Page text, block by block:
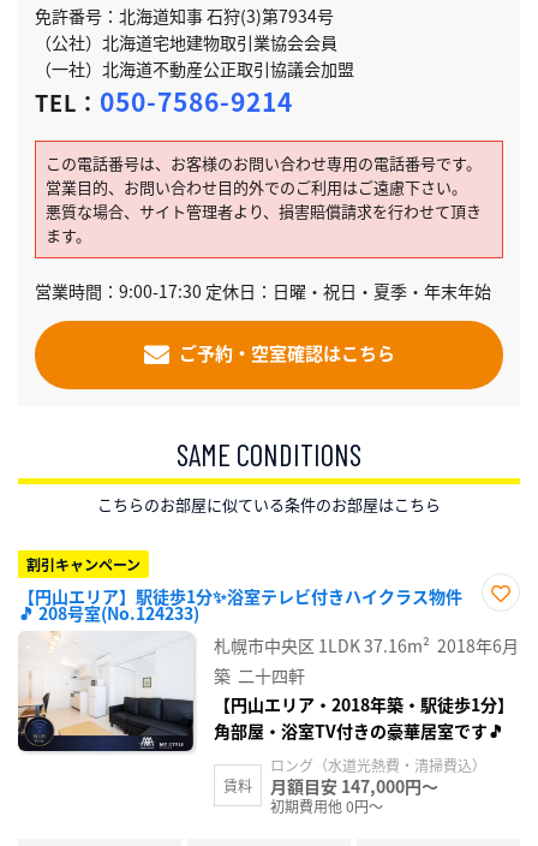
免許番号：北海道知事 石狩(3)第7934号
（公社）北海道宅地建物取引業協会会員
（一社）北海道不動産公正取引協議会加盟
TEL： 050-7586-9214
この電話番号は、お客様のお問い合わせ専用の電話番号です。
営業目的、お問い合わせ目的外でのご利用はご遠慮下さい。
悪質な場合、サイト管理者より、損害賠償請求を行わせて頂き
ます。
営業時間：9:00-17:30 定休日：日曜・祝日・夏季・年末年始
ご予約・空室確認はこちら
SAME CONDITIONS
こちらのお部屋に似ている条件のお部屋はこちら
割引キャンペーン
【円山エリア】駅徒歩1分✨浴室テレビ付きハイクラス物件
🎵 208号室(No.124233)
に入
り登
札幌市中央区 1LDK37.16m² 2018年6月
築 二十四軒
【円山エリア・2018年築・駅徒歩1分】
角部屋・浴室TV付きの豪華居室です🎵
賃料
ロング（水道光熱費・清掃費込）
月額目安 147,000円～
初期費用他 0円～